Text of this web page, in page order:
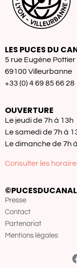
LES PUCES DU
5 rue Eugène Pottier
69100 Villeurbanne
+33 (0) 4 69 85 66 28
OUVERTURE
Le jeudi de 7h à 13h
Le samedi de 7h à
Le dimanche de 7h
Consulter les
Presse
Contact
Partenariat
Mentions légales